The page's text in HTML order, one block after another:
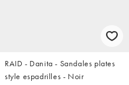
RAID - Danita - Sandales plates
style espadrilles - Noir